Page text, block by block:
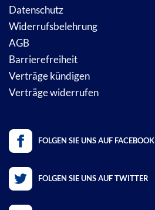
Datenschutz
Widerrufsbelehrung
AGB
Barrierefreiheit
Verträge kündigen
Verträge widerrufen
FOLGEN SIE UNS AUF FACEBOOK
FOLGEN SIE UNS AUF TWITTER